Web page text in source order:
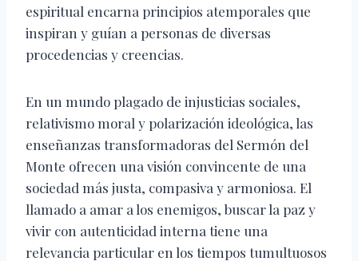
espiritual encarna principios atemporales que
inspiran y guían a personas de diversas
procedencias y creencias.
En un mundo plagado de injusticias sociales,
relativismo moral y polarización ideológica, las
enseñanzas transformadoras del Sermón del
Monte ofrecen una visión convincente de una
sociedad más justa, compasiva y armoniosa. El
llamado a amar a los enemigos, buscar la paz y
vivir con autenticidad interna tiene una
relevancia particular en los tiempos tumultuosos